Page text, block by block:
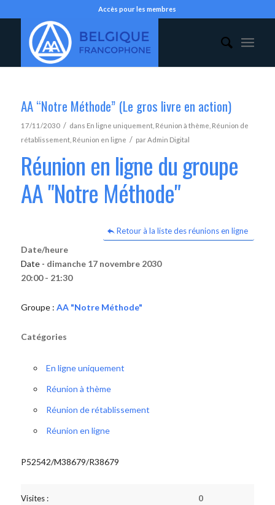
Accès pour les membres
AA “Notre Méthode” (Le gros livre en action)
17/11/2030 / dans En ligne uniquement, Réunion à thème Réunion de
rétablissement, Réunion en ligne / parAdmin Digital
Réunion en ligne du groupe
AA "Notre Méthode"
Retour à la liste des réunions en ligne
Date/heure
Date - dimanche 17 novembre 2030
20:00 - 21:30
Groupe : AA "Notre Méthode"
Catégories
En ligne uniquement
Réunion à thème
Réunion de rétablissement
Réunion en ligne
P52542/M38679/R38679
Visites : 0